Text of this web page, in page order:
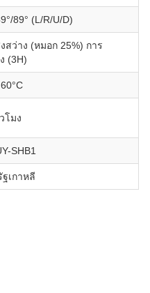
89° (L/R/U/D)
สว่าง (หมอก 25%) การ
(3H)
โมง
SHB1
เกาหลี